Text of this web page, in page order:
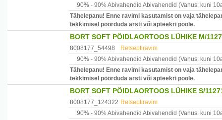
90% - 90% Abivahendid Abivahendid (Vanus: kuni
Tähelepanu! Enne ravimi kasutamist on vaja
tekkimisel pöörduda arsti või apteekri poole.
BORT SOFT PÖIDLAORTOOS LÜHIKE M/
8008177_54498
Retseptiravim
90% - 90% Abivahendid Abivahendid (Vanus: kuni
Tähelepanu! Enne ravimi kasutamist on vaja
tekkimisel pöörduda arsti või apteekri poole.
BORT SOFT PÖIDLAORTOOS LÜHIKE S/
8008177_124322 Retseptiravim
90% - 90% Abivahendid Abivahendid (Vanus: kuni